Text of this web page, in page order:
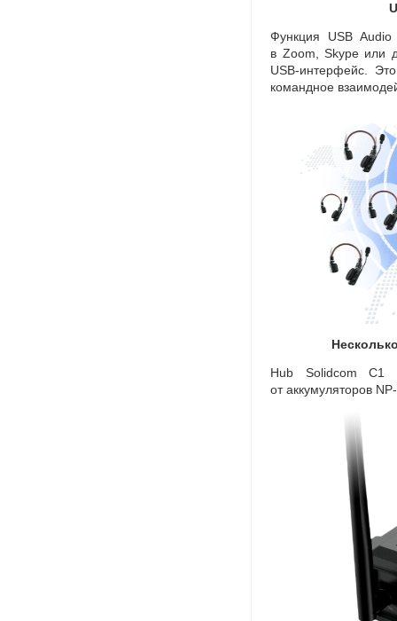
Функция USB Audio
в Zoom, Skype или
USB-интерфейс.
командное
Hub Solidcom C1
от аккумуляторов